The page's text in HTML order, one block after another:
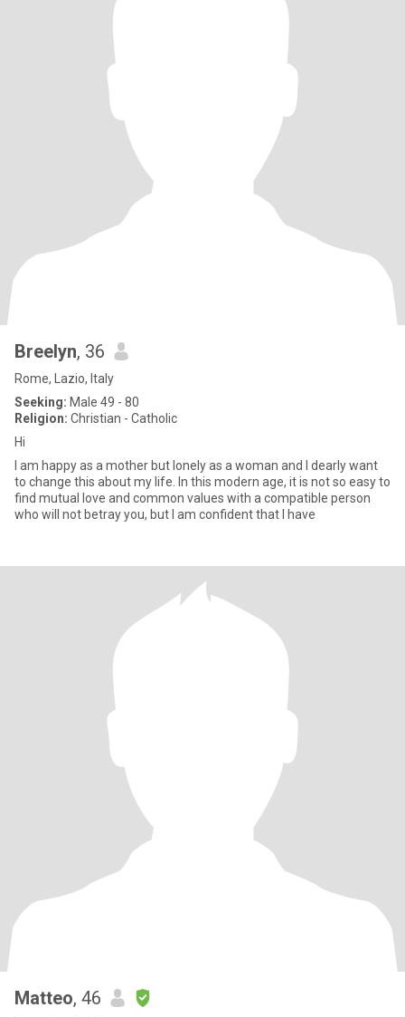
Breelyn, 36
Rome, Lazio, Italy
Seeking: Male 49 - 80
Religion: Christian - Catholic
Hi
I am happy as a mother but lonely as a woman and I dearly want
to change this about my life. In this modern age, it is not so easy to
find mutual love and common values with a compatible person
who will not betray you, but I am confident that I have
Matteo, 46